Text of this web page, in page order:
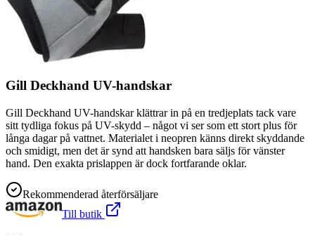
Gill Deckhand UV-handskar
Gill Deckhand UV-handskar klättrar in på en tredjeplats tack vare
sitt tydliga fokus på UV-skydd – något vi ser som ett stort plus för
långa dagar på vattnet. Materialet i neopren känns direkt skyddande
och smidigt, men det är synd att handsken bara säljs för vänster
hand. Den exakta prislappen är dock fortfarande oklar.
Rekommenderad återförsäljare
Till butik